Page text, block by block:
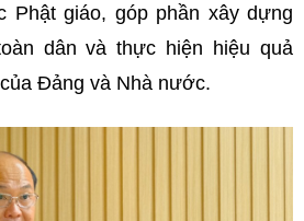
Phật giáo, góp phần xây dựng
dân và thực hiện hiệu quả
Đảng và Nhà nước.